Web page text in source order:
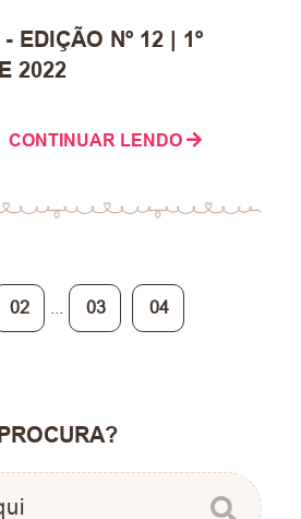
EDIÇÃO Nº 12 | 1º
2022
CONTINUAR LENDO
02 03 04